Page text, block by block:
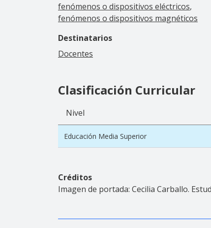
fenómenos o dispositivos eléctricos
fenómenos o dispositivos magnéticos
Destinatarios
Docentes
Clasificación Curricular
Nivel
Educación Media Superior
Créditos
Imagen de portada: Cecilia Carballo.